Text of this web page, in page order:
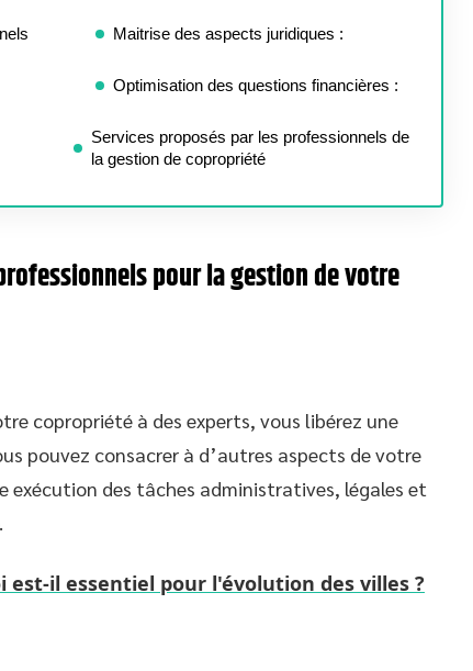
Maitrise des aspects juridiques :
Optimisation des questions financières :
Services proposés par les professionnels de
la gestion de copropriété
pour la gestion de votre
copropriété à des experts, vous libérez une
pouvez consacrer à d’autres aspects de votre
exécution des tâches administratives, légales et
est-il essentiel pour l'évolution des villes ?